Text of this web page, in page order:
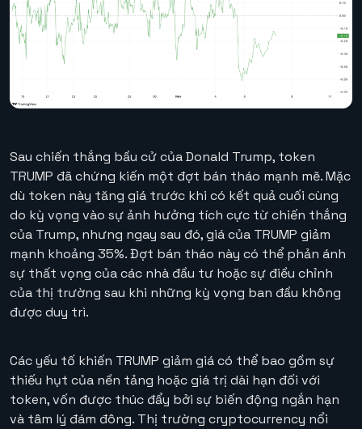
Sau chiến thắng bầu cử của Donald Trump, token
TRUMP đã chứng kiến một đợt bán tháo mạnh mẽ. Mặc
dù token này tăng giá trước khi có kết quả cuối cùng
do kỳ vọng vào sự ảnh hưởng tích cực từ chiến thắng
của Trump, nhưng ngay sau đó, giá của TRUMP giảm
mạnh khoảng 35%. Đợt bán tháo này có thể phản ánh
sự thất vọng của các nhà đầu tư hoặc sự điều chỉnh
của thị trường sau khi những kỳ vọng ban đầu không
được duy trì.
Các yếu tố khiến TRUMP giảm giá có thể bao gồm sự
thiếu hụt của nền tảng hoặc giá trị dài hạn đối với
token, vốn được thúc đẩy bởi sự biến động ngắn hạn
và tâm lý đám đông. Thị trường cryptocurrency nổi